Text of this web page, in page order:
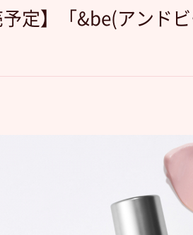
予定】「&be(アンド